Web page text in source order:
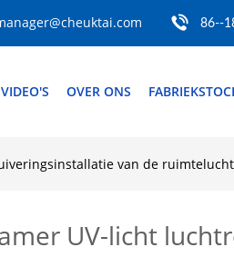
86--
VIDEO'S OVER ONS
van de ruimtelucht
UV-licht